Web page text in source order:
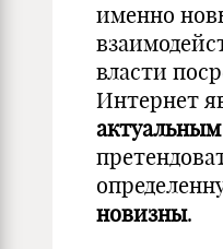
именно
власти
Интернет
актуальным
новизны.